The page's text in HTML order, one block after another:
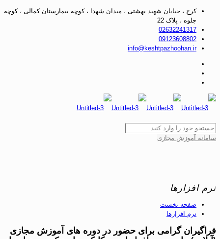
کرج ، خیابان شهید بهشتی ، میدان شهدا ، کوچه بیمارستان کمالی ، کوچه
جلوه ، پلاک 22
02632241317
09123608802
info@keshtpazhoohan.ir
سامانه آموزش مجازی
نرم افزارها
صفحه نخست
نرم افزارها
فراگیران گرامی برای حضور در دوره های آموزش مجازی